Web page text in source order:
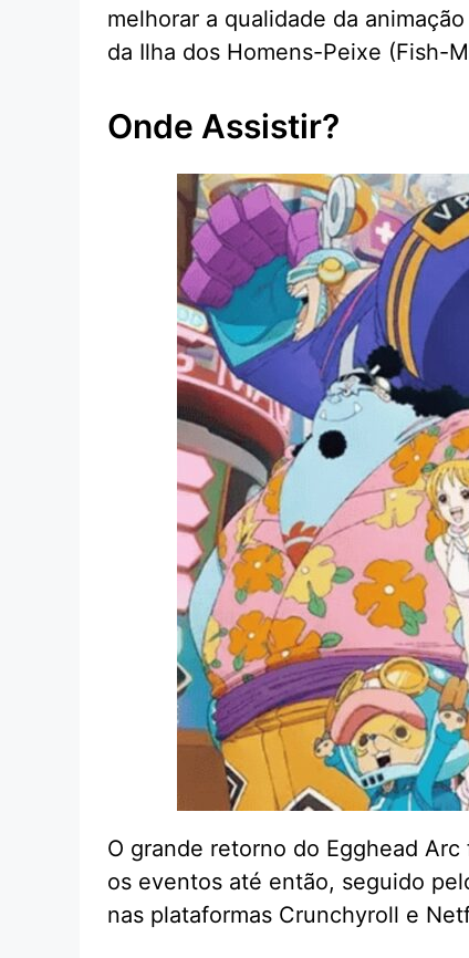
melhorar a qualidade da
da Ilha dos Homens-Peixe (Fish-
Onde Assistir?
O grande retorno do Egghead
os eventos até então, seguido
nas plataformas Crunchyroll e